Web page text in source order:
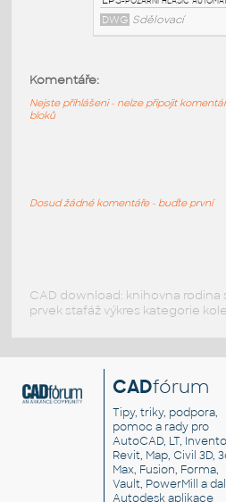
DWG Sdělovací
DWG
Sdělovací
Komentáře:
Nejste přihlášeni - nelze připojit
bloků
Dosud žádné komentáře - buďte první
CAD download: knihovna
prvek stafáž výkres kategorie
CADfórum
Tipy, triky, podpora,
pomoc a rady pro
AutoCAD, LT,
Revit, Map, Civil 3D,
Max, Fusion, Forma,
Vault, PowerMill a
Autodesk aplikace